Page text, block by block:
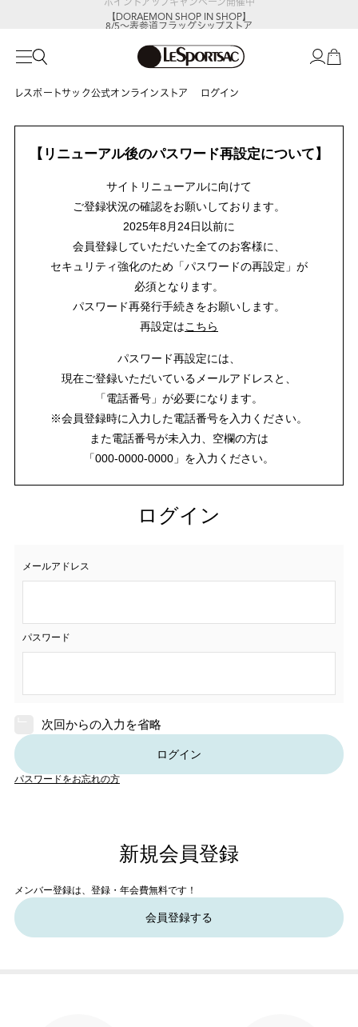
【DORAEMON SHOP IN SHOP】
8/5～表参道フラッグシップストア
レスポートサック公式オンラインストア ログイン
【リニューアル後のパスワード再設定について】
サイトリニューアルに向けて
ご登録状況の確認をお願いしております。
2025年8月24日以前に
会員登録していただいた全てのお客様に、
セキュリティ強化のため「パスワードの再設定」が
必須となります。
パスワード再発行手続きをお願いします。
再設定はこちら
パスワード再設定には、
現在ご登録いただいているメールアドレスと、
「電話番号」が必要になります。
※会員登録時に入力した電話番号を入力ください。
また電話番号が未入力、空欄の方は
「000-0000-0000」を入力ください。
ログイン
メールアドレス
パスワード
次回からの入力を省略
ログイン
パスワードをお忘れの方
新規会員登録
メンバー登録は、登録・年会費無料です！
会員登録する